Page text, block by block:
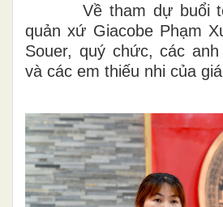
Về tham dự buổi
quản xứ Giacobe Phạm
Souer, quý chức, các
và các em thiếu nhi của